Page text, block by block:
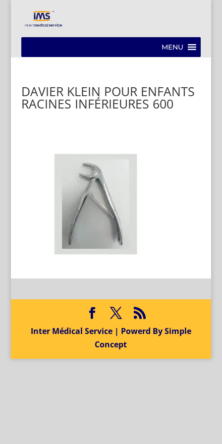
MENU
DAVIER KLEIN POUR ENFANTS
RACINES INFÉRIEURES 600
Inter Médical Service | Powerd By Simple
Concept